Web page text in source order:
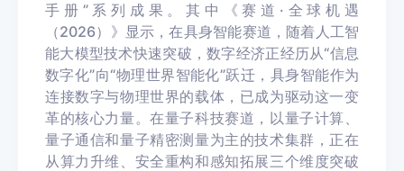
手册”系列成果。其中《赛道·全球机遇
（2026）》显示，在具身智能赛道，随着人工智
能大模型技术快速突破，数字经济正经历从“信息
数字化”向“物理世界智能化”跃迁，具身智能作为
连接数字与物理世界的载体，已成为驱动这一变
革的核心力量。在量子科技赛道，以量子计算、
量子通信和量子精密测量为主的技术集群，正在
从算力升维、安全重构和感知拓展三个维度突破